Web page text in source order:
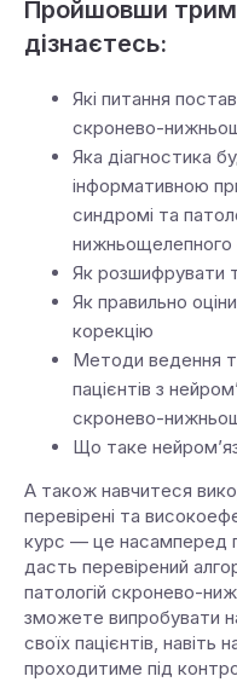
Пройшовши
дізнаєтесь:
Які питання
скронево-
Яка діагностика
інформативною
синдромі та
нижньощелепного
Як розшифрувати
Як правильно
корекцію
Методи ведення
пацієнтів з
скронево-
Що таке
А також навчитеся
перевірені та
курс — це насамперед
дасть перевірений
патологій скронево-
зможете випробувати
своїх пацієнтів,
проходитиме під